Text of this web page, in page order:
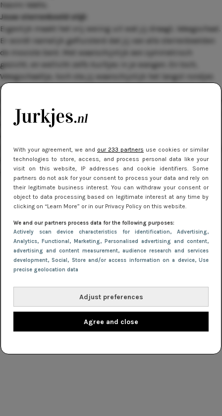
With your agreement, we and our 233 partners use cookies or similar
technologies to store, access, and process personal data like your
visit on this website, IP addresses and cookie identifiers. Some
partners do not ask for your consent to process your data and rely on
their legitimate business interest. You can withdraw your consent or
object to data processing based on legitimate interest at any time by
clicking on “Learn More” or in our Privacy Policy on this website.
We and our partners process data for the following purposes:
Actively scan device characteristics for identification, Advertising,
Analytics, Functional, Marketing, Personalised advertising and content,
advertising and content measurement, audience research and services
development, Social, Store and/or access information on a device, Use
precise geolocation data
Adjust preferences
Agree and close
Naomi Watts.
Jouw sterrenbeeld stijl:
Eigenlijk maakt het vrij weinig uit wat jij draagt, Weegschaal.
Er wordt namelijk gefluisterd dat jij van alle sterrenbeelden
de mooiste bent. Met waarschijnlijk een symmetrisch
gezicht, en wellicht zelfs kuiltjes in je wangen. En toch,
Weegschaaltje, toch sta jij waarschijnlijk het langst rondjes
te draaien voor de spiegel, elke morgen. Keuzes maken,
keuzes maken – je bent er geen ster in… Laten we je een beetje
helpen. Weegschalen stralen het hardst in pasteltinten: rustig
en ingetogen, net zoals jijzelf. Hou het qua prints ook liever
een beetje clean en symmetrisch. Een mooi grafisch
lijnenspel is wél interessant. En als het op model aankomt, ga
dan juist voor asymmetrisch. Je hebt van nature iets statigs,
dus die Griekse stijl past je als een toga!